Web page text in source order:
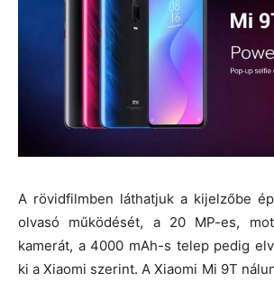
A rövidfilmben láthatjuk a kijelzőbe
olvasó működését, a 20 MP-es,
kamerát, a 4000 mAh-s telep pedig
ki a Xiaomi szerint. A Xiaomi Mi 9T